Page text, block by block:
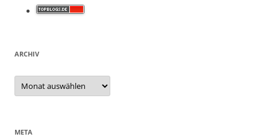
ARCHIV
Archiv
META